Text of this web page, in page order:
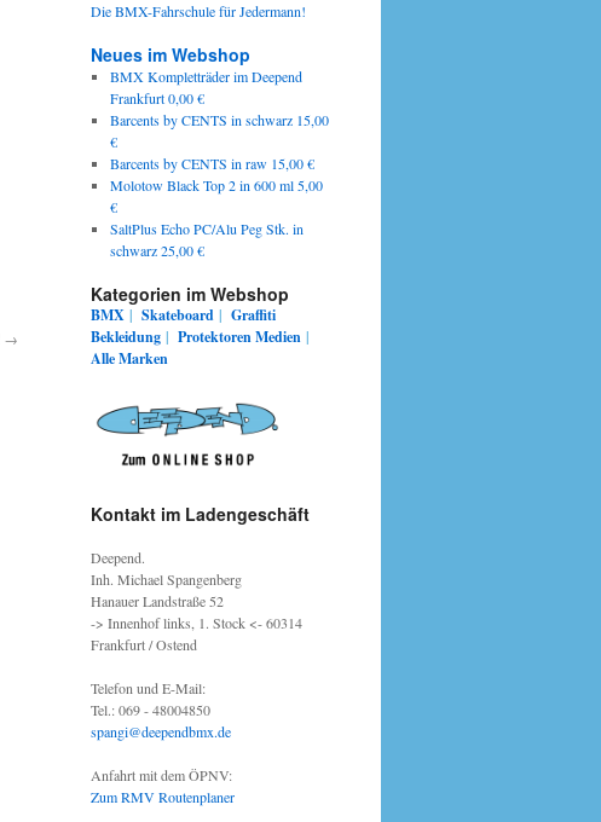
→
Die BMX-Fahrschule für Jedermann!
Neues im Webshop
BMX Kompletträder im Deepend
Frankfurt 0,00 €
Barcents by CENTS in schwarz 15,00
€
Barcents by CENTS in raw 15,00 €
Molotow Black Top 2 in 600 ml 5,00
€
SaltPlus Echo PC/Alu Peg Stk. in
schwarz 25,00 €
Kategorien im Webshop
BMX | Skateboard | Graffiti
Bekleidung | ProtektorenMedien |
Alle Marken
Kontakt im Ladengeschäft
Deepend.
Inh. Michael Spangenberg
Hanauer Landstraße 52
-> Innenhof links, 1. Stock <- 60314
Frankfurt / Ostend
Telefon und E-Mail:
Tel.: 069 - 48004850
spangi@deependbmx.de
Anfahrt mit dem ÖPNV:
Zum RMV Routenplaner